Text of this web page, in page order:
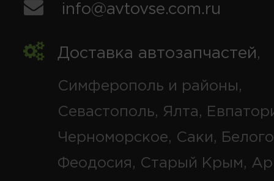
info@avtovse.com.ru
Доставка автозапчастей,
Симферополь и районы,
Севастополь, Ялта,
Черноморское, Саки,
Феодосия, Старый Крым,